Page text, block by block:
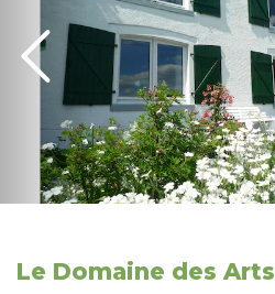
Le Domaine des Arts